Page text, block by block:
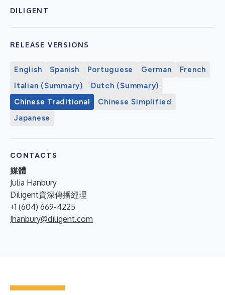
DILIGENT
RELEASE VERSIONS
English Spanish Portuguese German
French
Italian (Summary)
Dutch (Summary)
Chinese Traditional
Chinese Simplified
Japanese
CONTACTS
媒體
Julia Hanbury
Diligent資深傳播經理
+1 (604) 669-4225
Jhanbury@diligent.com